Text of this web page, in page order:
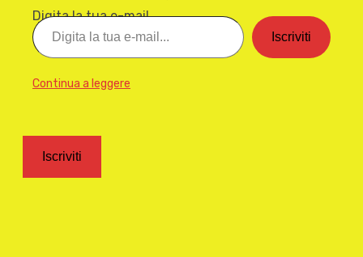
Digita la tua e-mail...
Iscriviti
Continua a leggere
Iscriviti